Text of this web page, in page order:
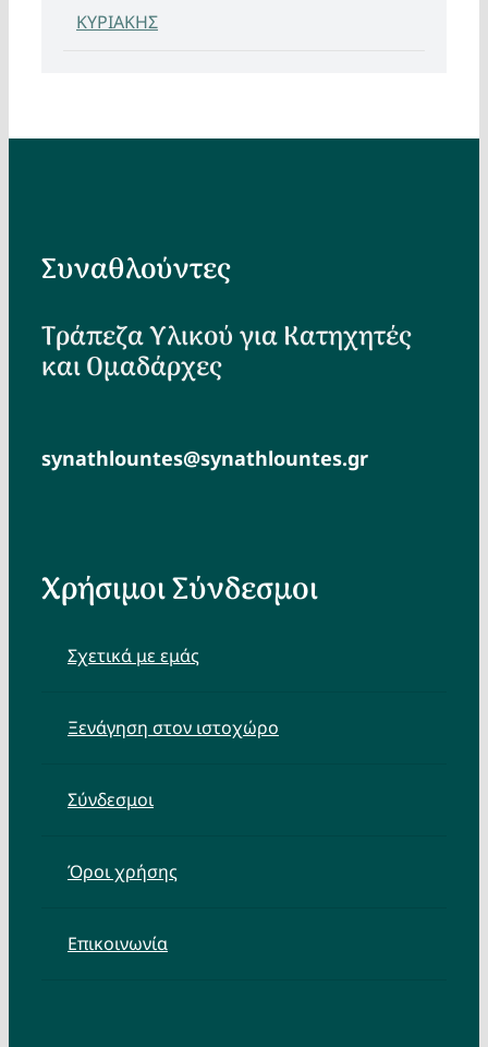
ΚΥΡΙΑΚΗΣ
Συναθλούντες
Τράπεζα Υλικού για Κατηχητές
και Ομαδάρχες
synathlountes@synathlountes.gr
Χρήσιμοι Σύνδεσμοι
Σχετικά με εμάς
Ξενάγηση στον ιστοχώρο
Σύνδεσμοι
Όροι χρήσης
Επικοινωνία